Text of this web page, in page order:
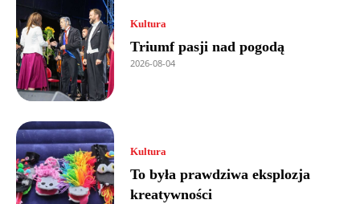
Kultura
Triumf pasji nad pogodą
2026-08-04
Kultura
To była prawdziwa eksplozja
kreatywności